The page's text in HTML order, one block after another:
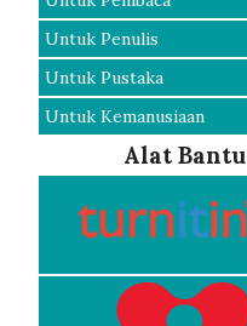
Untuk Penulis
Untuk Pustaka
Untuk Kemanusiaan
Alat Bantu